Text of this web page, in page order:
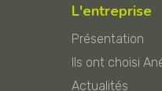
L'entreprise
Présentation
Ils ont choisi
Actualités